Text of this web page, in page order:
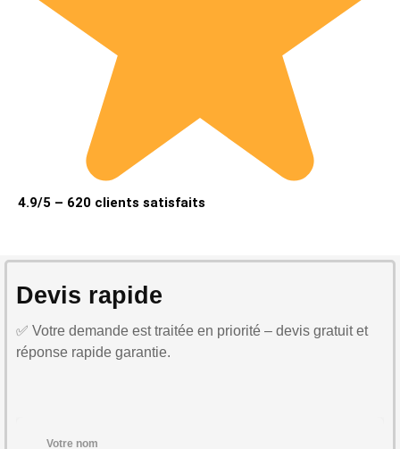
4.9/5 – 620 clients satisfaits
Devis rapide
✅ Votre demande est traitée en priorité – devis gratuit et
réponse rapide garantie.
Votre nom